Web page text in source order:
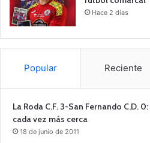
Hace 2 días
Popular Reciente
La Roda C.F. 3-San Fernando C.D.
cada vez más cerca
18 de junio de 2011